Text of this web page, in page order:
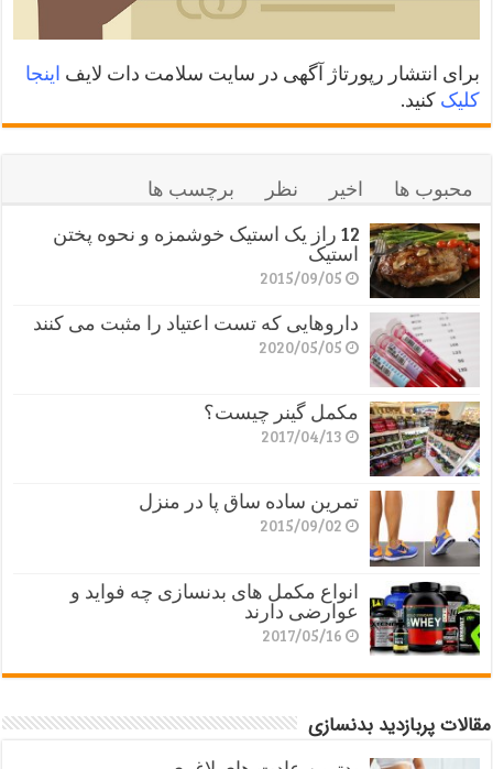
برای انتشار رپورتاژ آگهی در سایت سلامت دات لایف اینجا
کلیک کنید.
محبوب ها اخیر نظر
برچسب ها
12 راز یک استیک خوشمزه و نحوه پختن
استیک
2015/09/05
داروهایی که تست اعتیاد را مثبت می کنند
2020/05/05
مکمل گینر چیست؟
2017/04/13
تمرین ساده ساق پا در منزل
2015/09/02
انواع مکمل های بدنسازی چه فواید و
عوارضی دارند
2017/05/16
مقالات پربازدید بدنسازی